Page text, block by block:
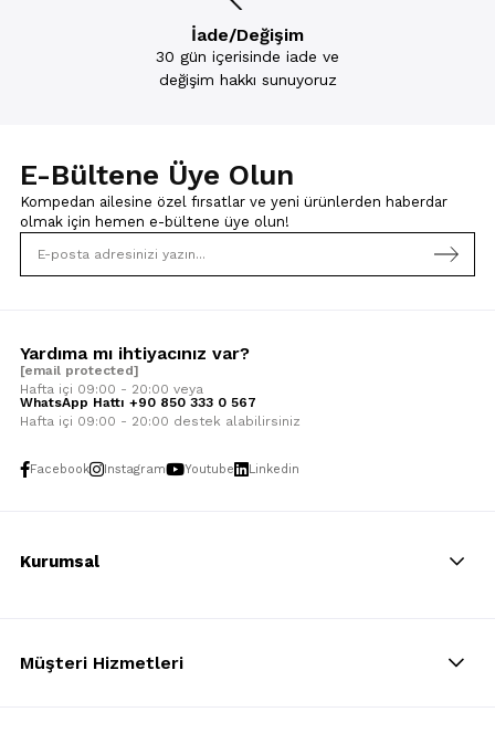
İade/Değişim
30 gün içerisinde iade ve
değişim hakkı sunuyoruz
E-Bültene Üye Olun
Kompedan ailesine özel fırsatlar ve yeni ürünlerden haberdar
olmak için hemen e-bültene üye olun!
Yardıma mı ihtiyacınız var?
[email protected]
Hafta içi 09:00 - 20:00 veya
WhatsApp Hattı +90 850 333 0 567
Hafta içi 09:00 - 20:00 destek alabilirsiniz
Facebook Instagram Youtube Linkedin
Kurumsal
Müşteri Hizmetleri